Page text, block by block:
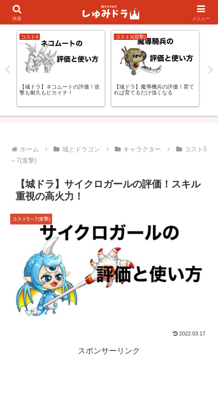
初心者の方向け
コスト4
【城ドラ】ネコムートの評価！攻
撃も耐久もピカイチ！
コスト3(迎撃)
【城ドラ】魔導機兵の評価！育て
れば育てるだけ強くなる
ホーム 城とドラゴン キャラクター
コスト5
～7(進撃)
【城ドラ】サイクロガールの評価！スキル
重視の高火力！
コスト5～7(進撃)
2022.03.17
スポンサーリンク
検索 メニュー